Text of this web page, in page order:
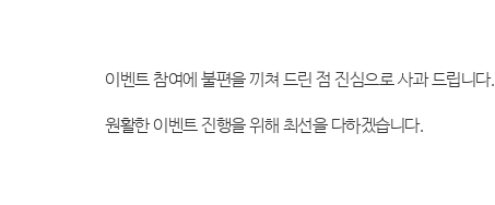
이벤트 참여에 불편을 끼쳐 드린 점 진심으로 사과 드립니다.
원활한 이벤트 진행을 위해 최선을 다하겠습니다.